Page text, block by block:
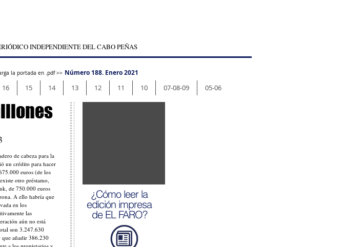
INDEPENDIENTE DEL CABO PEÑAS
la portada en .pdf >> Número 188. Enero 2021
de cabeza para la
un crédito para hacer
euros (de los
otro préstamo,
de 750.000 euros
A ello habría que
en los
las
aún no está
son 3.247.630
que añadir 386.230
¿Cómo leer la
edición impresa
de EL FARO?
16 15 14 13 12 11 10 07-08-09 05-06